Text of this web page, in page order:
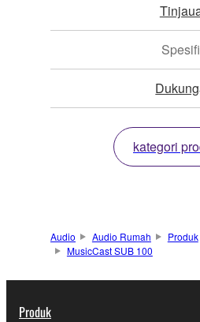
kategori
Audio Audio Rumah Produk
MusicCast SUB 100
Produk